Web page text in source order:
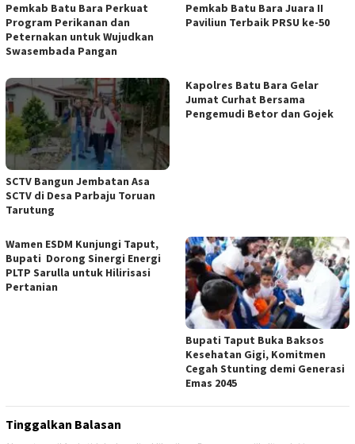
Pemkab Batu Bara Perkuat
Program Perikanan dan
Peternakan untuk Wujudkan
Swasembada Pangan
Pemkab Batu Bara Juara II
Paviliun Terbaik PRSU ke-50
SCTV Bangun Jembatan Asa
SCTV di Desa Parbaju Toruan
Tarutung
Kapolres Batu Bara Gelar
Jumat Curhat Bersama
Pengemudi Betor dan Gojek
Wamen ESDM Kunjungi Taput,
Bupati Dorong Sinergi Energi
PLTP Sarulla untuk Hilirisasi
Pertanian
Bupati Taput Buka Baksos
Kesehatan Gigi, Komitmen
Cegah Stunting demi Generasi
Emas 2045
Tinggalkan Balasan